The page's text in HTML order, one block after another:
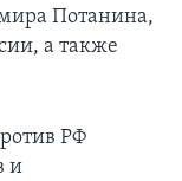
Потанина,
а также
РФ
и